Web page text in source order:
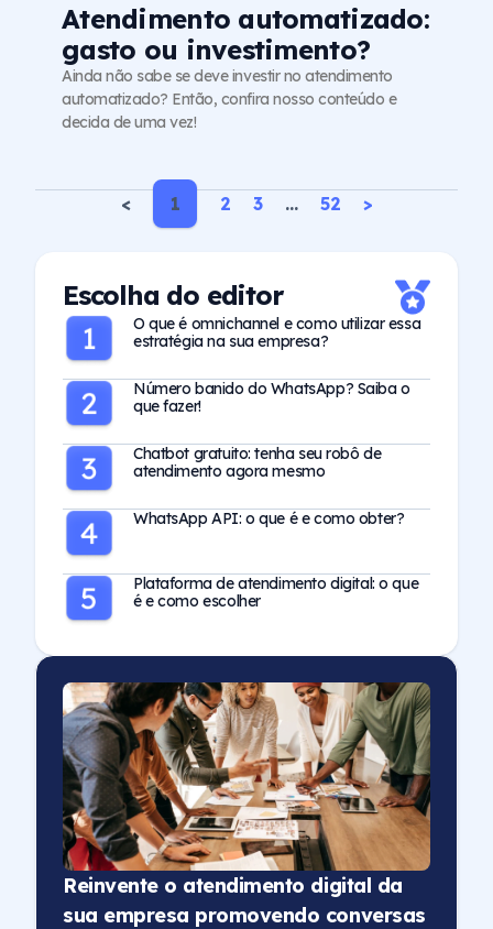
Atendimento automatizado:
gasto ou investimento?
Ainda não sabe se deve investir no atendimento
automatizado? Então, confira nosso conteúdo e
decida de uma vez!
< 1 2 3 … 52 >
Escolha do editor
O que é omnichannel e como utilizar essa
estratégia na sua empresa?
Número banido do WhatsApp? Saiba o
que fazer!
Chatbot gratuito: tenha seu robô de
atendimento agora mesmo
WhatsApp API: o que é e como obter?
Plataforma de atendimento digital: o que
é e como escolher
Reinvente o atendimento digital da
sua empresa promovendo conversas